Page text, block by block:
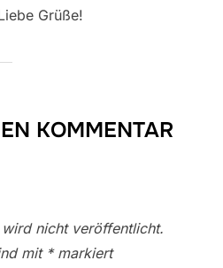
Grüße!
KOMMENTAR
nicht veröffentlicht.
mit *markiert